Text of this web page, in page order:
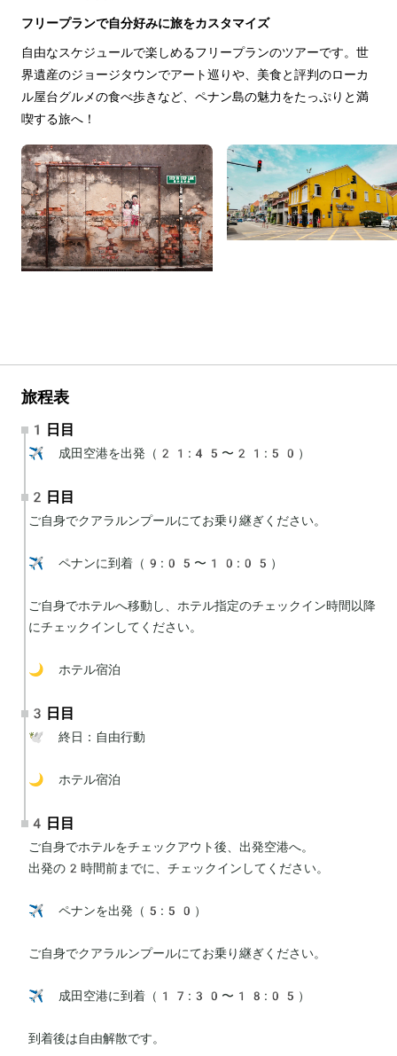
フリープランで自分好みに旅をカスタマイズ
自由なスケジュールで楽しめるフリープランのツアーです。世
界遺産のジョージタウンでアート巡りや、美食と評判のローカ
ル屋台グルメの食べ歩きなど、ペナン島の魅力をたっぷりと満
喫する旅へ！
旅程表
1日目
✈️ 成田空港を出発（21:45〜21:50）
2日目
ご自身でクアラルンプールにてお乗り継ぎください。
✈️ ペナンに到着（9:05〜10:05）
ご自身でホテルへ移動し、ホテル指定のチェックイン時間以降
にチェックインしてください。
🌙 ホテル宿泊
3日目
🕊 終日：自由行動
🌙 ホテル宿泊
4日目
ご自身でホテルをチェックアウト後、出発空港へ。
出発の2時間前までに、チェックインしてください。
✈️ ペナンを出発（5:50）
ご自身でクアラルンプールにてお乗り継ぎください。
✈️ 成田空港に到着（17:30〜18:05）
到着後は自由解散です。